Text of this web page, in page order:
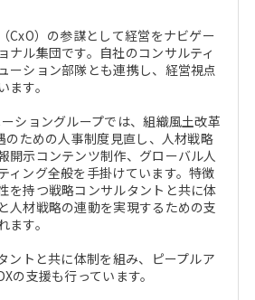
CxO）の参謀として経営をナビゲー
ナル集団です。自社のコンサルティ
ーション部隊とも連携し、経営視点
す。
ショングループでは、組織風土改革
のための人事制度見直し、人材戦略
開示コンテンツ制作、グローバル人
ィング全般を手掛けています。特徴
を持つ戦略コンサルタントと共に体
人材戦略の連動を実現するための支
す。
ントと共に体制を組み、ピープルア
の支援も行っています。